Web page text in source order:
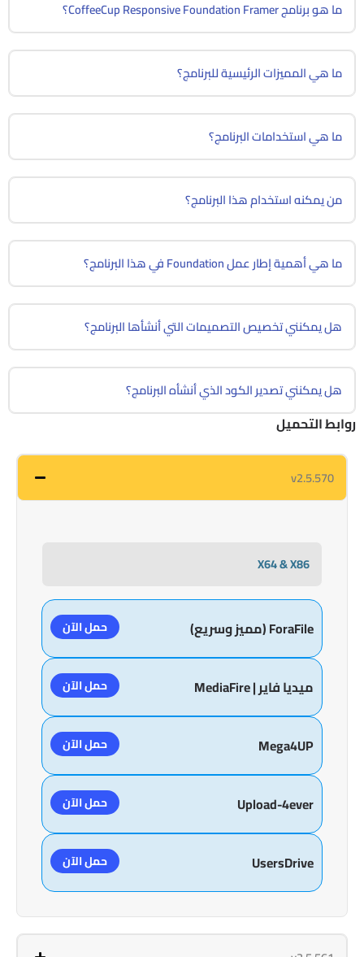
ما هو برنامج CoffeeCup Responsive Foundation Framer؟
ما هي المميزات الرئيسية للبرنامج؟
ما هي استخدامات البرنامج؟
من يمكنه استخدام هذا البرنامج؟
ما هي أهمية إطار عمل Foundation في هذا البرنامج؟
هل يمكنني تخصيص التصميمات التي أنشأها البرنامج؟
هل يمكنني تصدير الكود الذي أنشأه البرنامج؟
روابط التحميل
v2.5.570
X64 & X86
ForaFile (مميز وسريع) حمل الآن
ميديا فاير | MediaFire حمل الآن
Mega4UP حمل الآن
Upload-4ever حمل الآن
UsersDrive حمل الآن